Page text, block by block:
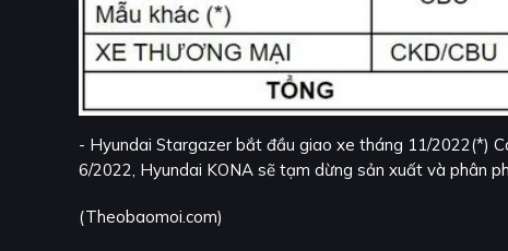
- Hyundai Stargazer bắt đầu giao xe tháng 11/2022(*)
6/2022, Hyundai KONA sẽ tạm dừng sản xuất và phân
(Theobaomoi.com)